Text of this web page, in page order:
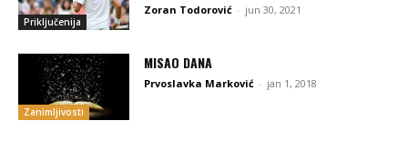
Priključenija
Zoran Todorović - jun 30, 2021
Zanimljivosti
MISAO DANA
Prvoslavka Marković - jan 1, 2018